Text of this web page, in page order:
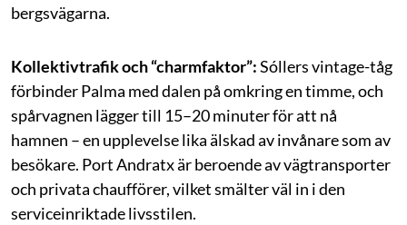
bergsvägarna.
Kollektivtrafik och “charmfaktor”:Sóllers vintage-tåg
förbinder Palma med dalen på omkring en timme, och
spårvagnen lägger till 15–20 minuter för att nå
hamnen – en upplevelse lika älskad av invånare som av
besökare. Port Andratx är beroende av vägtransporter
och privata chaufförer, vilket smälter väl in i den
serviceinriktade livsstilen.